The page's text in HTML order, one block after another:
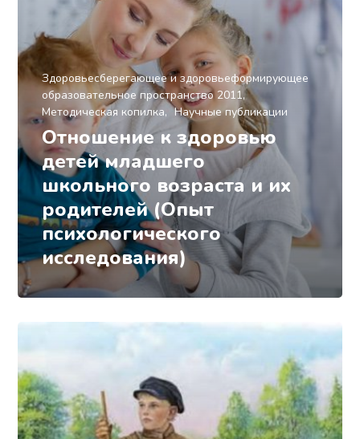
Здоровьесберегающее и здоровьеформирующее
образовательное пространство 2011
Методическая копилка
Научные публикации
Отношение к здоровью
детей младшего
школьного возраста и их
родителей (Опыт
психологического
исследования)